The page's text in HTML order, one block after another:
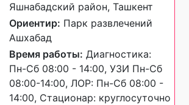
Яшнабадский район, Ташкент
Ориентир: Парк развлечений
Ашхабад
Время работы: Диагностика:
Пн-Сб 08:00 - 14:00, УЗИ Пн-Сб
08:00-14:00, ЛОР: Пн-Сб 08:00 -
14:00, Стационар: круглосуточно